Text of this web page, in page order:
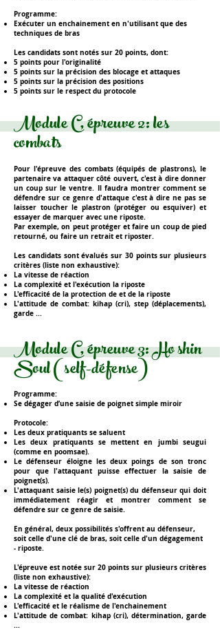
Programme:
Exécuter un enchainement en n'utilisant que des
techniques de bras
Les candidats sont notés sur 20 points, dont:
5 points pour l'originalité
5 points sur la précision des blocage et attaques
5 points sur la précision des positions
5 points sur le respect du protocole
Module C, épreuve 2: les
combats
Pour l'épreuve des combats (équipés de plastrons), le
partenaire va attaquer côté ouvert, c'est à dire donner
un coup sur le ventre. Il faudra montrer comment se
défendre sur ce genre d'attaque c'est à direne pas se
laisser toucherle plastron (protéger ou esquiver) et
essayer de marquer avec une riposte.
Par exemple, on peut protéger et faire un coup de pied
retourné, ou faire un retrait et riposter.
Les candidats sont évalués sur 30 pointssur plusieurs
critères (liste non exhaustive):
La vitesse de réaction
La complexité et l'exécution la riposte
L'efficacité de la protection de et de la riposte
L'attitude de combat: kihap (cri), step (déplacements),
garde ...
Module C, épreuve 3: Ho shin
Soul (self-défense)
Programme:
Se dégager d’une saisie de poignet simple miroir
Protocole:
Les deux pratiquants se saluent
Les deux pratiquants se mettent en jumbi seugui
(comme en poomsae).
Le défenseur éloigne les deux poings de son tronc
pour que l'attaquant puisse effectuer la saisie de
poignet(s).
L'attaquant saisie le(s) poignet(s) du défenseur qui doit
immédiatement réagir et montrer comment se
défendre sur ce genre de saisie.
En général, deux possibilités s'offrent au défenseur,
soit celle d'une clé de bras, soit celle d'un dégagement
- riposte.
L'épreuve est notée sur 20 points sur plusieurs critères
(liste non exhaustive):
La vitesse de réaction
La complexité et la qualité d'exécution
L'efficacité et le réalisme de l'enchainement
L'attitude de combat: kihap (cri), détermination, garde
...